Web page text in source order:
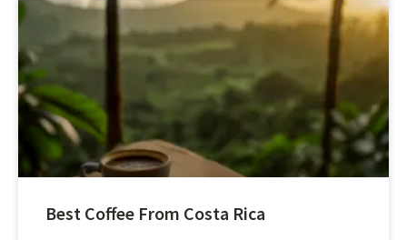
Best Coffee From Costa Rica